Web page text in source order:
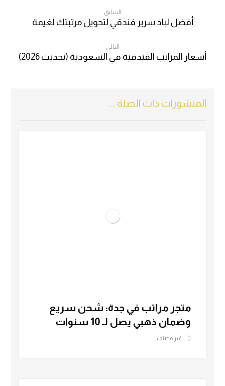
السابق
أفضل لباد سرير فندقي لتحويل مرتبتك لغيمة
التالى
أسعار المراتب الفندقية في السعودية (تحديث 2026)
المنشورات ذات الصلة ...
متجر مراتب في جدة: شحن سريع
وضمان ذهبي يصل لـ 10 سنوات
غير مصنف